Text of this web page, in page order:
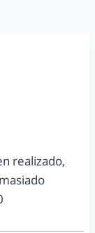
realizado,